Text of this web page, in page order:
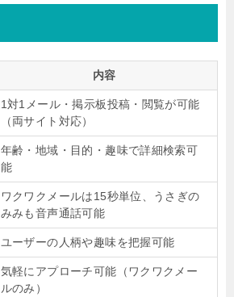
内容
1対1メール・掲示板投稿・閲覧が可能
（両サイト対応）
年齢・地域・目的・趣味で詳細検索可
能
ワクワクメールは15秒単位、うさぎの
みみも音声通話可能
ユーザーの人柄や趣味を把握可能
気軽にアプローチ可能（ワクワクメー
ルのみ）